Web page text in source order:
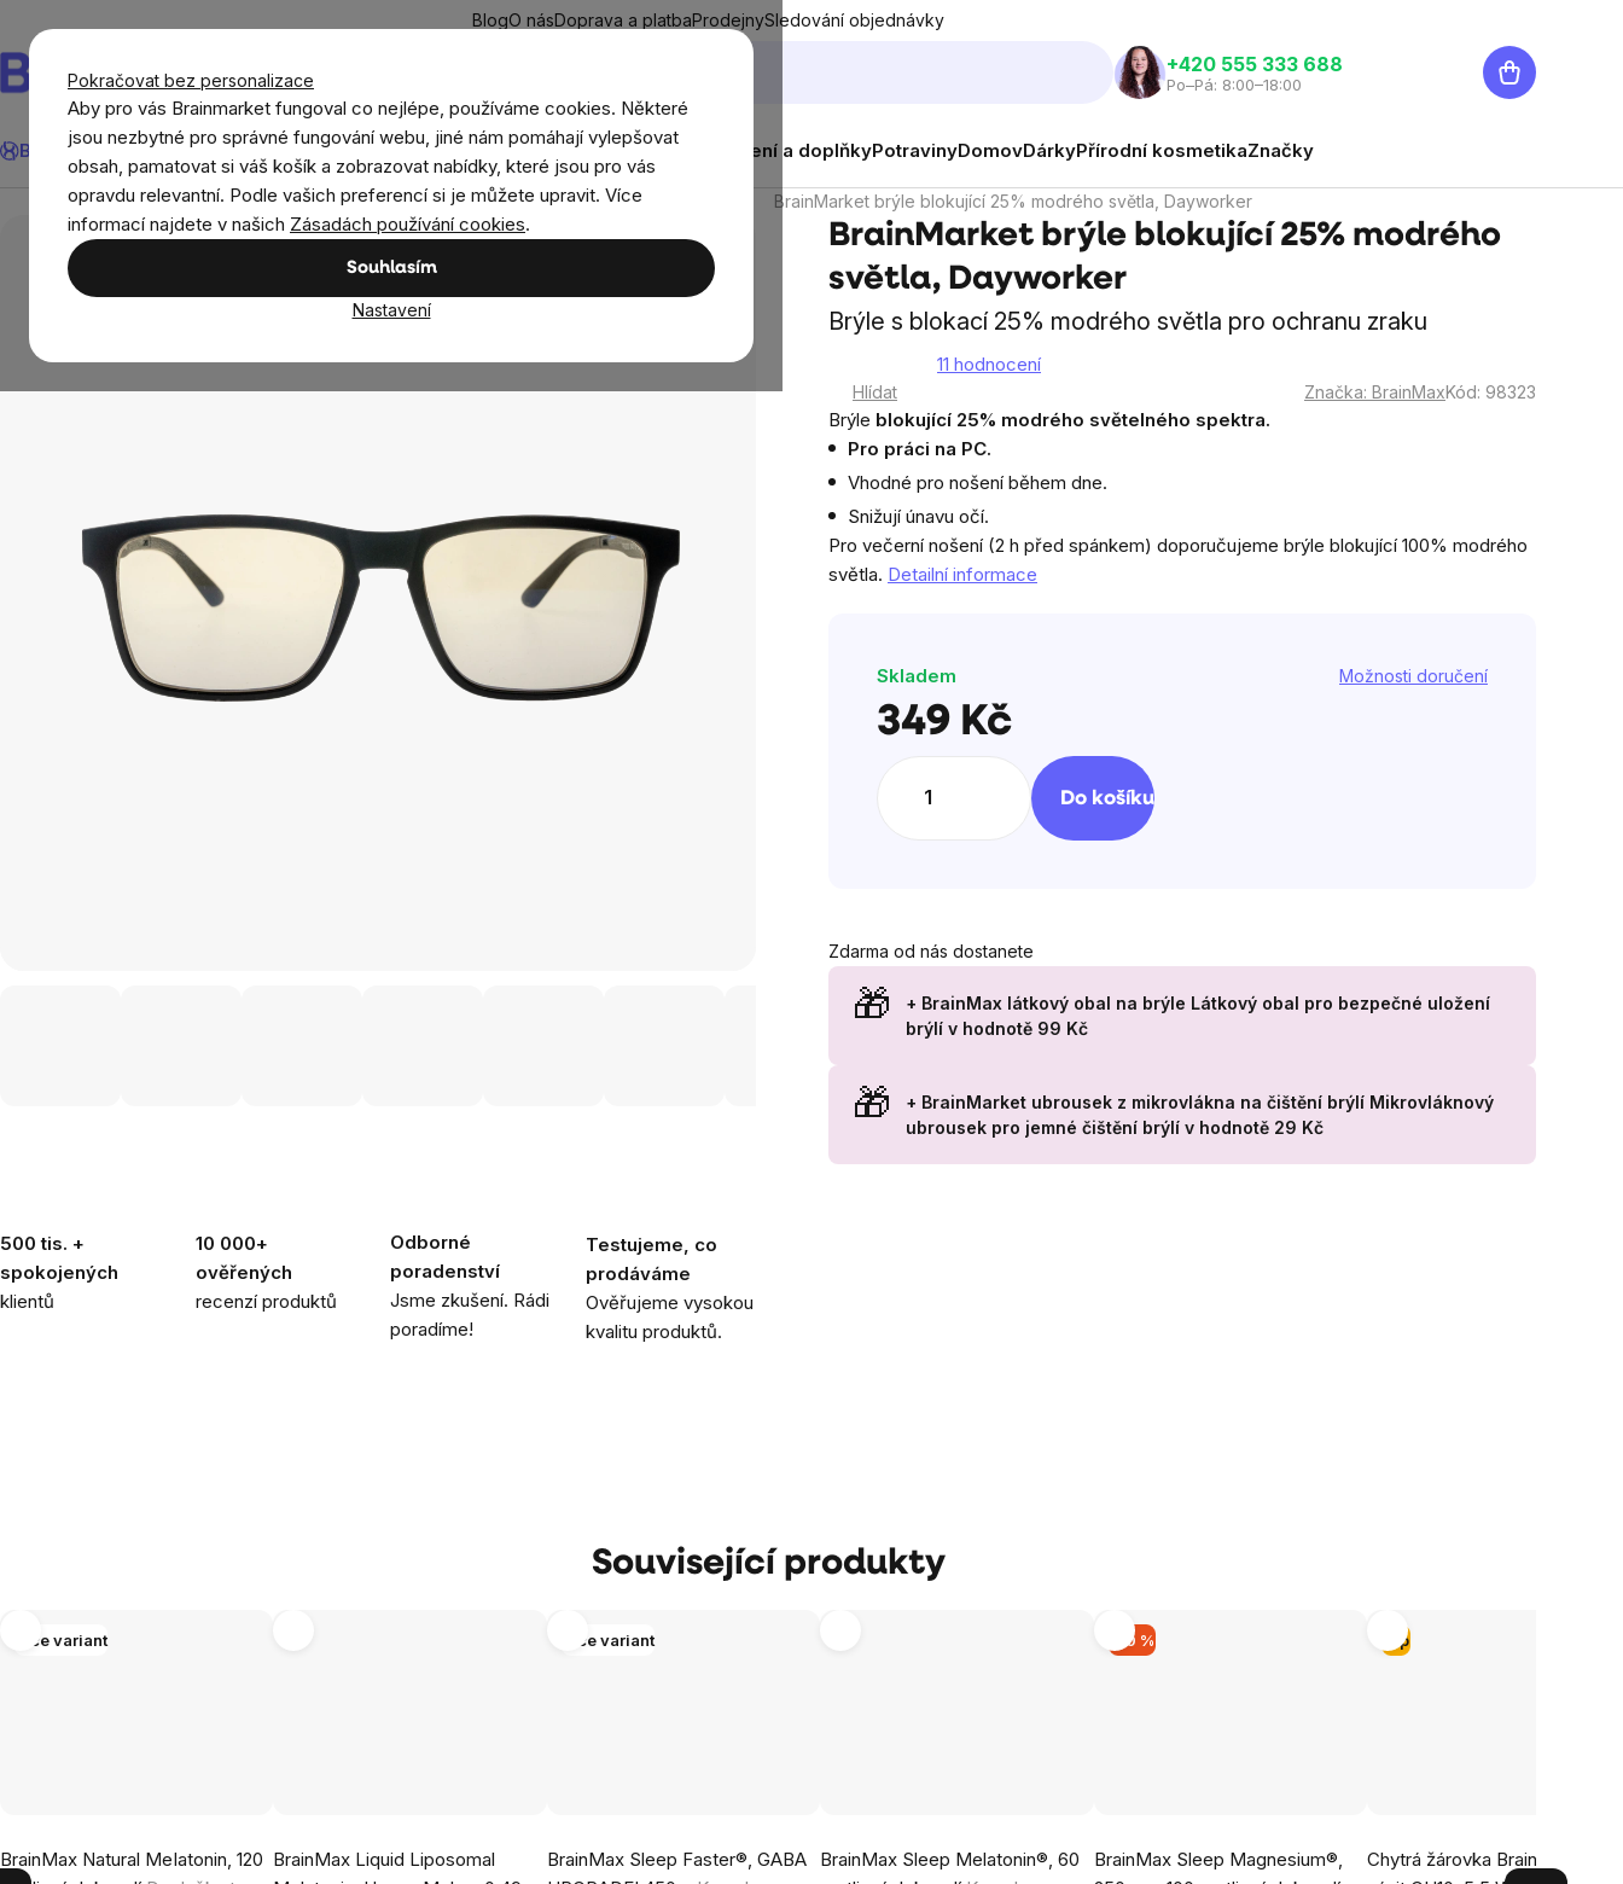
Pokračovat bez personalizace
Aby pro vás Brainmarket fungoval co nejlépe, používáme cookies. Některé
jsou nezbytné pro správné fungování webu, jiné nám pomáhají vylepšovat
obsah, pamatovat si váš košík a zobrazovat nabídky, které jsou pro vás
opravdu relevantní. Podle vašich preferencí si je můžete upravit. Více
informací najdete v našich Zásadách používání cookies.
Souhlasím
Nastavení
obsah
BlogO násDoprava a platbaProdejnySledování objednávky
Hledat
‭+420 555 333 688
Po–Pá: 8:00–18:00
Nákupní
košík
BrainMax® Léto Ušetři CíleDoplňky stravy a výživaNovinkyMužiŽenyDěti Oblečení a doplňkyPotravinyDomovDárkyPřírodní kosmetikaZnačky
Domov Blokace modrého světla Blokace 25-40 % modrého světla BrainMarket brýle blokující 25% modrého světla, Dayworker
BrainMarket brýle blokující 25% modrého
světla, Dayworker
Brýle s blokací 25% modrého světla pro ochranu zraku
hodnocení
produktu
4,9
z
5
hvězdiček.
11 hodnocení
500 tis. +
spokojených
klientů
10 000+
ověřených
recenzí produktů
Odborné
poradenství
Jsme zkušení. Rádi
poradíme!
Testujeme, co
prodáváme
Ověřujeme vysokou
kvalitu produktů.
Zdarma od nás dostanete
+ BrainMax látkový obal na brýle Látkový obal pro bezpečné uložení
brýlí v hodnotě 99 Kč
+ BrainMarket ubrousek z mikrovlákna na čištění brýlí Mikrovláknový
ubrousek pro jemné čištění brýlí v hodnotě 29 Kč
Hlídat Značka: BrainMaxKód: 98323
Brýle blokující 25% modrého světelného spektra.
Pro práci na PC.
Vhodné pro nošení během dne.
Snižují únavu očí.
Pro večerní nošení (2 h před spánkem) doporučujeme brýle blokující 100% modrého
světla. Detailní informace
Skladem Možnosti doručení
349 Kč
cena:
Do košíku
Související produkty
Více variant
BrainMax Natural MeIatonin, 120
hodnocení
BrainMax Liquid Liposomal
hodnocení
Více variant
BrainMax Sleep Faster®, GABA
hodnocení
BrainMax Sleep Melatonin®, 60
hodnocení
–10 %
BrainMax Sleep Magnesium®,
hodnocení
Tip
Chytrá žárovka BrainLight LED,
hodnocení